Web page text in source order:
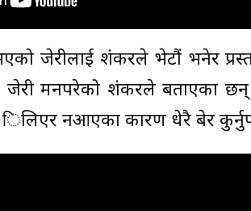
जेरीलाई शंकरले भेटौं भनेर
जेरी मनपरेको शंकरले बताएका
िलिएर नआएका कारण धेरै बेर